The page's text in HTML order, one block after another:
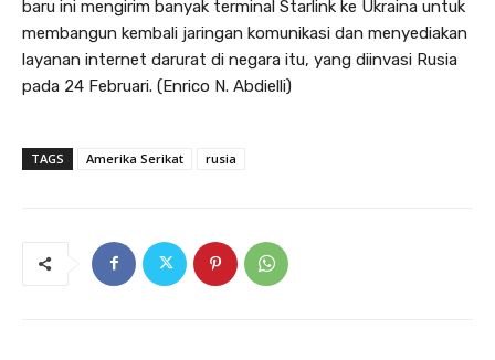
baru ini mengirim banyak terminal Starlink ke Ukraina untuk
membangun kembali jaringan komunikasi dan menyediakan
layanan internet darurat di negara itu, yang diinvasi Rusia
pada 24 Februari. (Enrico N. Abdielli)
TAGS Amerika Serikat rusia